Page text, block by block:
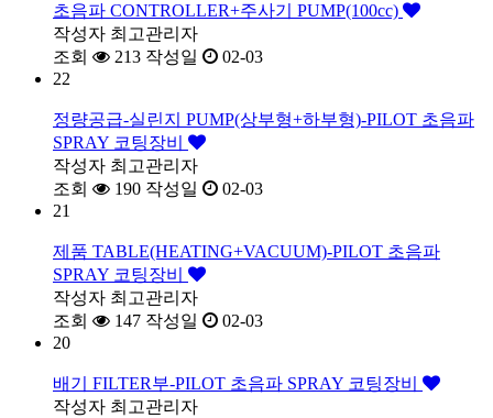
초음파 CONTROLLER+주사기 PUMP(100cc)
작성자 최고관리자
조회
213 작성일
02-03
22
정량공급-실린지 PUMP(상부형+하부형)-PILOT 초음파
SPRAY 코팅장비
작성자 최고관리자
조회
190 작성일
02-03
21
제품 TABLE(HEATING+VACUUM)-PILOT 초음파
SPRAY 코팅장비
작성자 최고관리자
조회
147 작성일
02-03
20
배기 FILTER부-PILOT 초음파 SPRAY 코팅장비
작성자 최고관리자